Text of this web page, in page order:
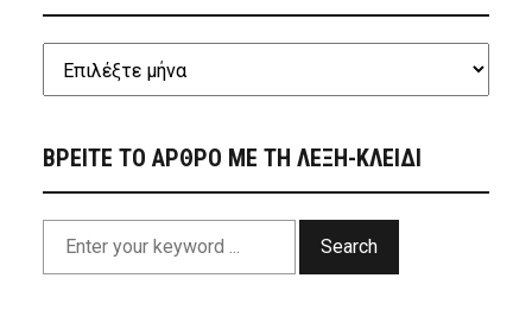
ΒΡΕΙΤΕ ΤΟ ΑΡΘΡΟ ΜΕ ΤΗ ΛΕΞΗ-ΚΛΕΙΔΙ
Search